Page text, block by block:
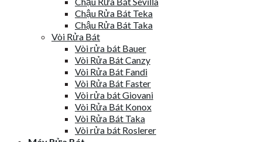
Chậu Rửa Bát Teka
Chậu Rửa Bát Taka
Vòi Rửa Bát
Vòi rửa bát Bauer
Vòi Rửa Bát Canzy
Vòi Rửa Bát Fandi
Vòi Rửa Bát Faster
Vòi rửa bát Giovani
Vòi Rửa Bát Konox
Vòi Rửa Bát Taka
Vòi rửa bát Roslerer